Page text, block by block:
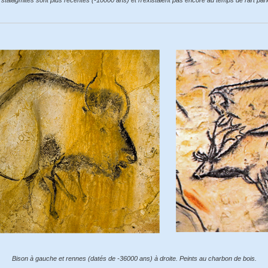
Bison à gauche et rennes (datés de -36000 ans) à droite. Peints au charbon de bois.